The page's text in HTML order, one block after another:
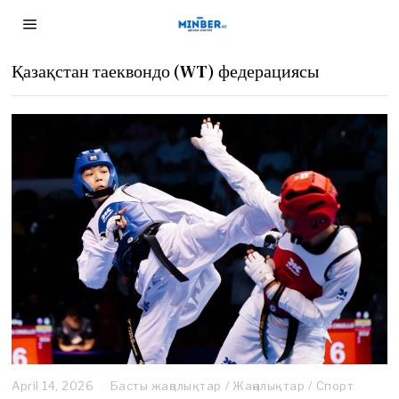
Қазақстан таеквондо (WT) федерациясы
April 14, 2026 Басты жаңалықтар / Жаңалықтар / Спорт